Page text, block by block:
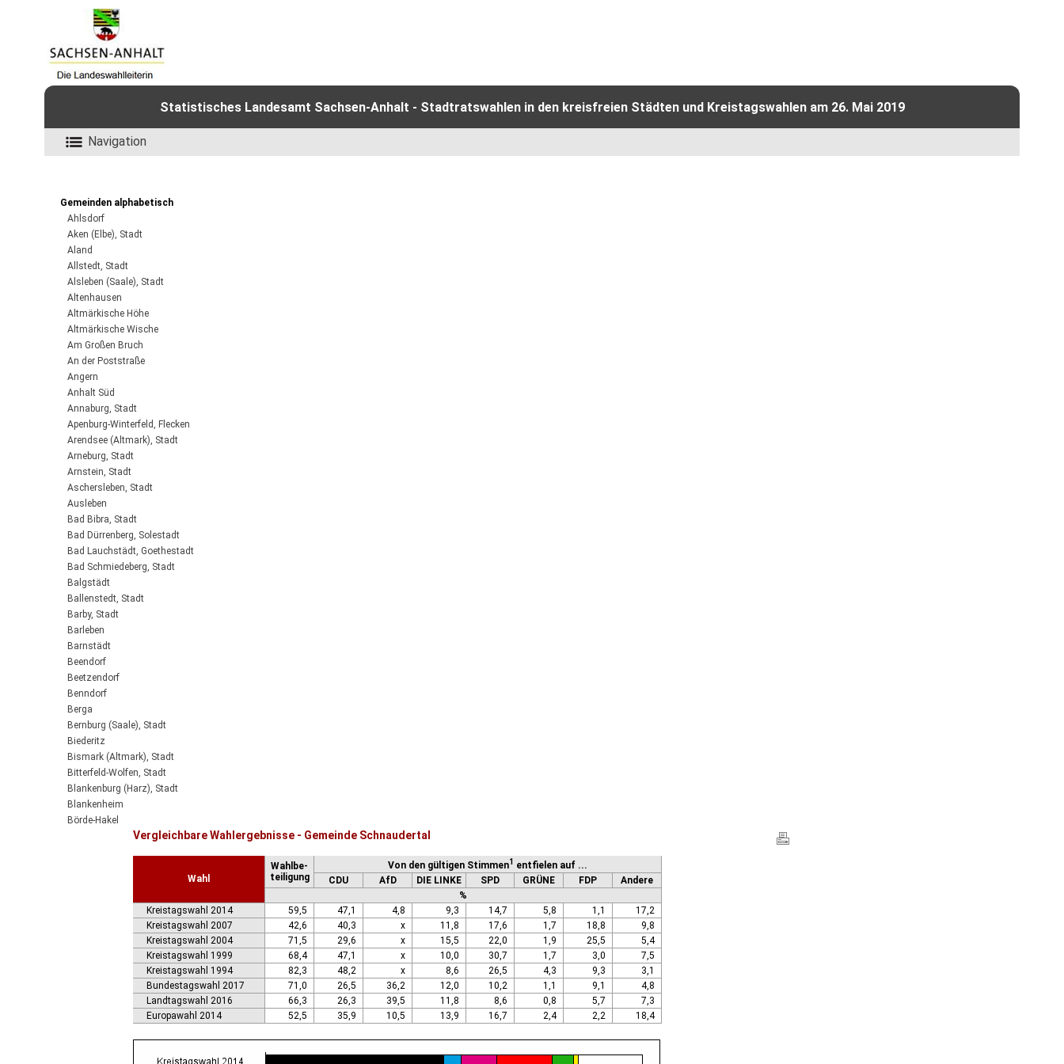
Statistisches Landesamt Sachsen-Anhalt - Stadtratswahlen in den kreisfreien Städten und Kreistagswahlen am 26. Mai 2019
Navigation
Gemeinden alphabetisch
Ahlsdorf
Aken (Elbe), Stadt
Aland
Allstedt, Stadt
Alsleben (Saale), Stadt
Altenhausen
Altmärkische Höhe
Altmärkische Wische
Am Großen Bruch
An der Poststraße
Angern
Anhalt Süd
Annaburg, Stadt
Apenburg-Winterfeld, Flecken
Arendsee (Altmark), Stadt
Arneburg, Stadt
Arnstein, Stadt
Aschersleben, Stadt
Ausleben
Bad Bibra, Stadt
Bad Dürrenberg, Solestadt
Bad Lauchstädt, Goethestadt
Bad Schmiedeberg, Stadt
Balgstädt
Ballenstedt, Stadt
Barby, Stadt
Barleben
Barnstädt
Beendorf
Beetzendorf
Benndorf
Berga
Bernburg (Saale), Stadt
Biederitz
Bismark (Altmark), Stadt
Bitterfeld-Wolfen, Stadt
Blankenburg (Harz), Stadt
Blankenheim
Börde-Hakel
Brücken-Hackpfüffel
Calbe (Saale), Stadt
Coswig (Anhalt), Stadt
Dessau-Roßlau, Stadt
Vergleichbare Wahlergebnisse - Gemeinde Schnaudertal
Wahl
Wahlbe-
teiligung
Von den gültigen Stimmen1 entfielen auf ...
CDU
AfD DIE LINKE SPD GRÜNE FDP
Andere
%
Kreistagswahl 2014
59,5 47,1 4,8 9,3 14,7 5,8 1,1
17,2
Kreistagswahl 2007
42,6 40,3 x 11,8 17,6 1,7 18,8
9,8
Kreistagswahl 2004
71,5 29,6 x 15,5 22,0 1,9 25,5
5,4
Kreistagswahl 1999
68,4 47,1 x 10,0 30,7 1,7 3,0
7,5
Kreistagswahl 1994
82,3 48,2 x 8,6 26,5 4,3 9,3
3,1
Bundestagswahl 2017
71,0 26,5 36,2 12,0 10,2 1,1 9,1
4,8
Landtagswahl 2016
66,3 26,3 39,5 11,8 8,6 0,8 5,7
7,3
Europawahl 2014
52,5 35,9 10,5 13,9 16,7 2,4 2,2 18,4